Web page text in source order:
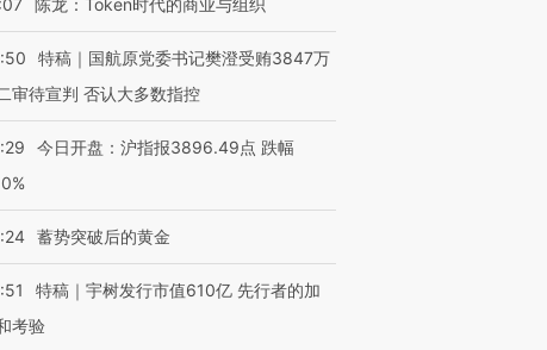
陈龙：Token时代的商业与组织
特稿｜国航原党委书记樊澄受贿3847万
审待宣判 否认大多数指控
今日开盘：沪指报3896.49点 跌幅
蓄势突破后的黄金
特稿｜宇树发行市值610亿 先行者的加
考验